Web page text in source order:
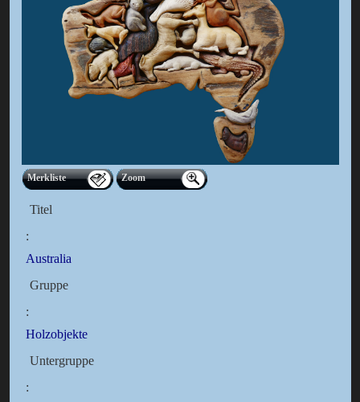
Merkliste Zoom
Titel
:
Australia
Gruppe
:
Holzobjekte
Untergruppe
: